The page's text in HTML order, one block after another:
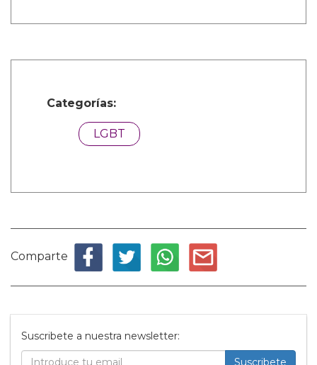
Categorías:
LGBT
Comparte
Suscribete a nuestra newsletter:
Suscribete